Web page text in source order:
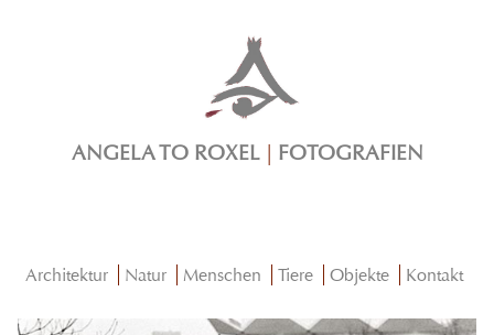
ANGELA TO ROXEL FOTOGRAFIEN
Architektur Natur Menschen Tiere Objekte Kontakt